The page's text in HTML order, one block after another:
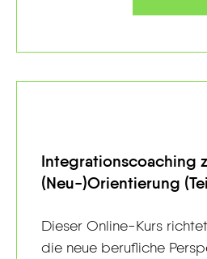
Integrationscoaching
(Neu-)Orientierung
Dieser Online-Kurs
die neue berufliche